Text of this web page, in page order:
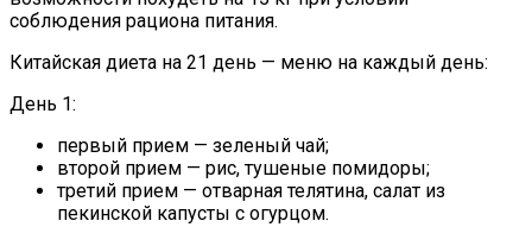
соблюдения рациона питания.
Китайская диета на 21 день — меню на каждый день:
День 1:
первый прием — зеленый чай;
второй прием — рис, тушеные помидоры;
третий прием — отварная телятина, салат из
пекинской капусты с огурцом.